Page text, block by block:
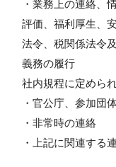
・業務上の連絡、
評価、福利厚生、
法令、税関係法令
義務の履行
社内規程に定めら
・官公庁、参加団
・非常時の連絡
・上記に関連する